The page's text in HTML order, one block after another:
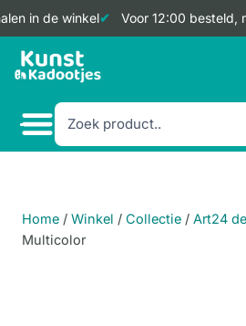
in de winkel Voor 12:00 besteld,
Doorgaan
naar
Home / Winkel / Collectie / Art24
Multicolor